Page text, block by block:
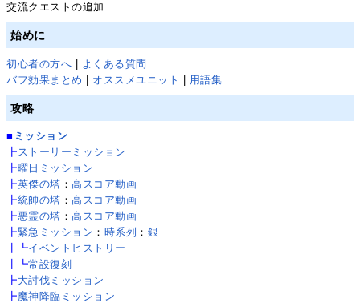
交流クエストの追加
始めに
初心者の方へ | よくある質問
バフ効果まとめ | オススメユニット | 用語集
攻略
■ ミッション
┣ ストーリーミッション
┣曜日ミッション
┣英傑の塔 ：高スコア動画
┣統帥の塔 ：高スコア動画
┣悪霊の塔 ：高スコア動画
┣緊急ミッション ： 時系列 ： 銀
┃┗イベントヒストリー
┃┗常設復刻
┣大討伐ミッション
┣魔神降臨ミッション